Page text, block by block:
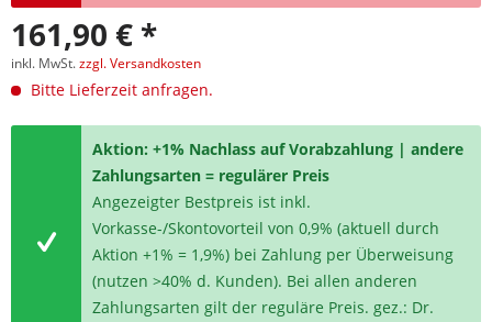
161,90 € *
inkl. MwSt.zzgl. Versandkosten
Bitte Lieferzeit anfragen.
Aktion: +1% Nachlass auf Vorabzahlung | andere
Zahlungsarten = regulärer Preis
Angezeigter Bestpreis ist inkl.
Vorkasse-/Skontovorteil von 0,9% (aktuell durch
Aktion +1% = 1,9%) bei Zahlung per Überweisung
(nutzen >40% d. Kunden). Bei allen anderen
Zahlungsarten gilt der reguläre Preis. gez.: Dr.